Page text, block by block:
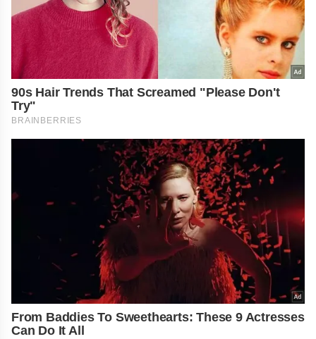
90s Hair Trends That Screamed "Please Don't
Try"
BRAINBERRIES
From Baddies To Sweethearts: These 9 Actresses
Can Do It All